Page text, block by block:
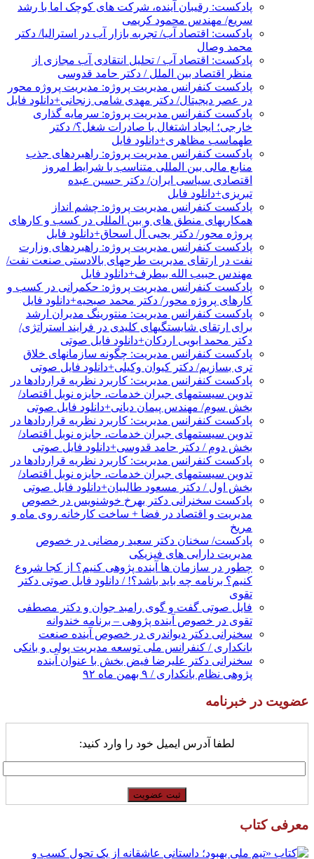
پادکست: رقیبان آینده، شرکت های کوچک اما با رشد
سریع/ مهندس محمود کریمی
پادکست: اقتصاد آب/ تجربه بازار آب در استرالیا/ دکتر
محمد وصال
پادکست: اقتصاد آب / تحلیل انتقادی آب مجازی از
منظر اقتصاد بین الملل / دکتر حامد قدوسی
پادکست کنفرانس مدیریت پروژه: مدیریت پروژه محور
در عصر دیجیتال/ دکتر مهدی شامی زنجانی+دانلود فایل
پادکست کنفرانس مدیریت پروژه: سرمایه گذاری
خارجی؛ ایجاد اشتغال یا صادرات شغل؟/ دکتر
طهماسب مظاهری+دانلود فایل
پادکست کنفرانس مدیریت پروژه: راهبردهای جذب
منابع مالی بین المللی متناسب با شرایط امروز
اقتصادی سیاسی ایران/ دکتر حسین عبده
تبریزی+دانلود فایل
پادکست کنفرانس مدیریت پروژه: چشم انداز
همکاریهای منطق های و بین المللی در کسب و کارهای
پروژه محور/ دکتر یحیی آل اسحاق+دانلود فایل
پادکست کنفرانس مدیریت پروژه: راهبردهای وزارت
نفت در ارتقای مدیریت طرحهای بالادستی صنعت نفت/
مهندس حبیب الله بیطرف+دانلود فایل
پادکست کنفرانس مدیریت پروژه: حکمرانی در کسب و
کارهای پروژه محور/ دکتر محمد صبحیه+دانلود فایل
پادکست کنفرانس مدیریت: منتورینگ مدیران ارشد
برای ارتقای شایستگیهای کلیدی در فرایند استراتژی/
دکتر محمد ابویی اردکان+دانلود فایل صوتی
پادکست کنفرانس مدیریت: چگونه سازمانهای خلاق
تری بسازیم/ دکتر کیوان وکیلی+دانلود فایل صوتی
پادکست کنفرانس مدیریت: کاربرد نظریه قراردادها در
تدوین سیستمهای جبران خدمات، جایزه نوبل اقتصاد/
بخش سوم/ مهندس پیمان دیانی+دانلود فایل صوتی
پادکست کنفرانس مدیریت: کاربرد نظریه قراردادها در
تدوین سیستمهای جبران خدمات، جایزه نوبل اقتصاد/
بخش دوم / دکتر حامد قدوسی+دانلود فایل صوتی
پادکست کنفرانس مدیریت: کاربرد نظریه قراردادها در
تدوین سیستمهای جبران خدمات، جایزه نوبل اقتصاد/
بخش اول / دکتر مسعود طالبیان+دانلود فایل صوتی
پادکست سخنرانی دکتر بهرخ خوشنویس در خصوص
مدیریت و اقتصاد در فضا + ساخت کارخانه روی ماه و
مریخ
پادکست/ سخنان دکتر سعید رمضانی در خصوص
مدیریت دارایی های فیزیکی
چطور در سازمان ها آینده پژوهی کنیم؟ از کجا شروع
کنیم؟ برنامه چه باید باشد؟! / دانلود فایل صوتی دکتر
تقوی
فایل صوتی گفت و گوی رامبد جوان و دکتر مصطفی
تقوی در خصوص آینده پژوهی – برنامه خندوانه
سخنرانی دکتر دیواندری در خصوص آینده صنعت
بانکداری / کنفرانس ملی توسعه مدیریت پولی و بانکی
سخنرانی دکتر علیرضا فیض بخش با عنوان آینده
پژوهی نظام بانکداری / ۹ بهمن ماه ۹۲
عضویت در خبرنامه
لطفا آدرس ایمیل خود را وارد کنید:
معرفی کتاب